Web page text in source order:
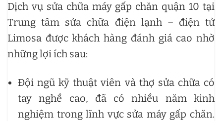
Dịch vụ sửa chữa máy gấp chăn quận 10 tại
Trung tâm sửa chữa điện lạnh – điện tử
Limosa được khách hàng đánh giá cao nhờ
những lợi ích sau:
Đội ngũ kỹ thuật viên và thợ sửa chữa có
tay nghề cao, đã có nhiều năm kinh
nghiệm trong lĩnh vực sửa máy gấp chăn.